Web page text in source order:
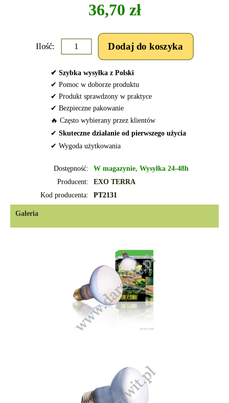
36,70 zł
Ilość:
✔ Szybka wysyłka z Polski
✔ Pomoc w doborze produktu
✔ Produkt sprawdzony w praktyce
✔ Bezpieczne pakowanie
🔥 Często wybierany przez klientów
✔ Skuteczne działanie od pierwszego użycia
✔ Wygoda użytkowania
Dostępność:
W magazynie, Wysyłka 24-48h
Producent:
EXO TERRA
Kod producenta:
PT2131
Galeria